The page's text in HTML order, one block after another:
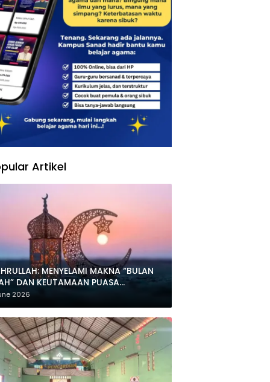
Artikel
MENYELAMI MAKNA “BULAN
DAN KEUTAMAAN PUASA
2026